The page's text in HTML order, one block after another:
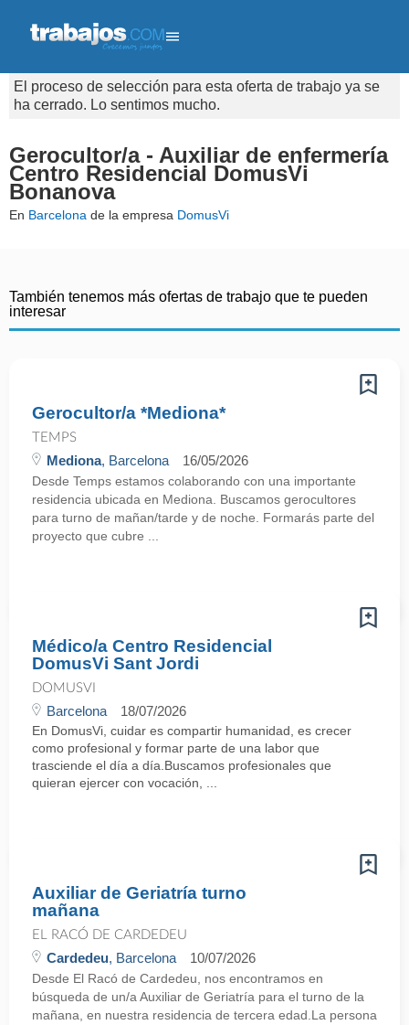
El proceso de selección para esta oferta de trabajo ya se
ha cerrado. Lo sentimos mucho.
Gerocultor/a - Auxiliar de enfermería
Centro Residencial DomusVi
Bonanova
En Barcelona de la empresa DomusVi
También tenemos más ofertas de trabajo que te pueden
interesar
Gerocultor/a *Mediona*
TEMPS
Mediona, Barcelona 16/05/2026
Desde Temps estamos colaborando con una importante
residencia ubicada en Mediona. Buscamos gerocultores
para turno de mañan/tarde y de noche. Formarás parte del
proyecto que cubre ...
Médico/a Centro Residencial
DomusVi Sant Jordi
DOMUSVI
Barcelona 18/07/2026
En DomusVi, cuidar es compartir humanidad, es crecer
como profesional y formar parte de una labor que
trasciende el día a día.Buscamos profesionales que
quieran ejercer con vocación, ...
Auxiliar de Geriatría turno
mañana
EL RACÓ DE CARDEDEU
Cardedeu, Barcelona 10/07/2026
Desde El Racó de Cardedeu, nos encontramos en
búsqueda de un/a Auxiliar de Geriatría para el turno de la
mañana, en nuestra residencia de tercera edad.La persona